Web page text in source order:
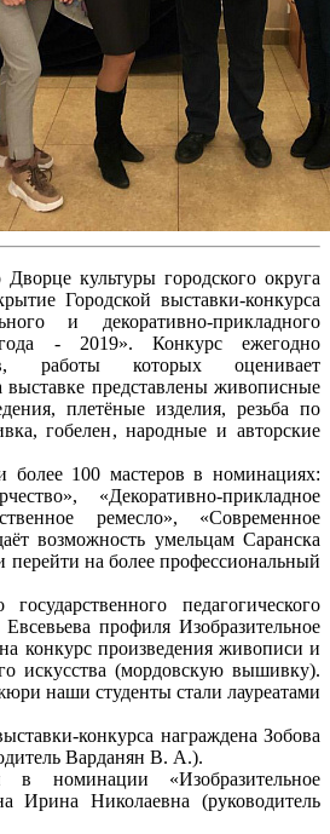
культуры городского округа
Городской выставки-конкурса
и декоративно-прикладного
- 2019». Конкурс ежегодно
работы которых оценивает
представлены живописные
плетёные изделия, резьба по
гобелен, народные и авторские
более 100 мастеров в номинациях:
«Декоративно-прикладное
ремесло», «Современное
возможность умельцам Саранска
перейти на более профессиональный
педагогического
профиля Изобразительное
конкурс произведения живописи и
искусства (мордовскую вышивку).
наши студенты стали лауреатами
конкурса награждена Зобова
Варданян В. А.).
номинации «Изобразительное
Ирина Николаевна (руководитель